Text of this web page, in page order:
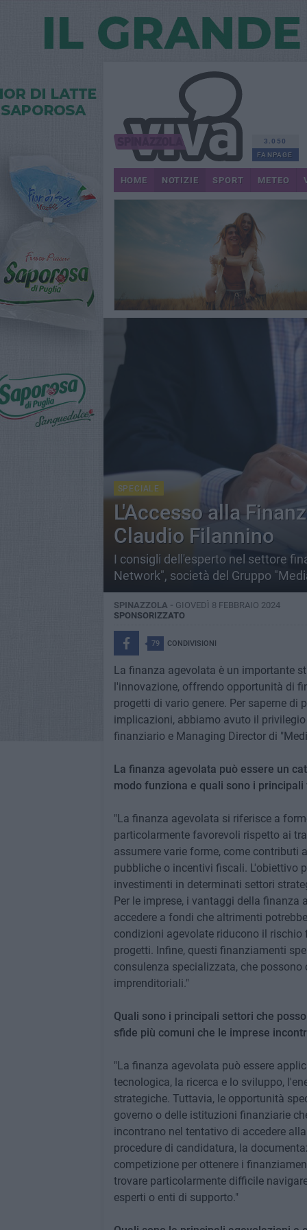
3.050
FANPAGE
HOME NOTIZIE SPORT METEO
SPECIALE
L'Accesso alla
Claudio Filannino
I consigli dell'esperto nel settore
Network", società del Gruppo
SPINAZZOLA - GIOVEDÌ 8 FEBBRAIO 2024
SPONSORIZZATO
79 CONDIVISIONI
La finanza agevolata è un importante
l'innovazione, offrendo opportunità di
progetti di vario genere. Per saperne di
implicazioni, abbiamo avuto il
finanziario e Managing Director di
La finanza agevolata può essere un
modo funziona e quali sono i
"La finanza agevolata si riferisce a
particolarmente favorevoli rispetto ai
assumere varie forme, come contributi
pubbliche o incentivi fiscali. L'obiettivo
investimenti in determinati settori
Per le imprese, i vantaggi della
accedere a fondi che altrimenti
condizioni agevolate riducono il
progetti. Infine, questi finanziamenti
consulenza specializzata, che
imprenditoriali."
Quali sono i principali settori che
sfide più comuni che le imprese
"La finanza agevolata può essere
tecnologica, la ricerca e lo sviluppo,
strategiche. Tuttavia, le opportunità
governo o delle istituzioni finanziarie
incontrano nel tentativo di accedere
procedure di candidatura, la
competizione per ottenere i
trovare particolarmente difficile
esperti o enti di supporto."